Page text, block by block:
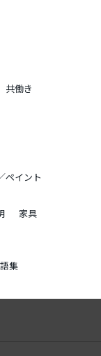
共働き
ペイント
家具
集